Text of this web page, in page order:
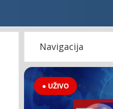
Navigacija
● UŽIVO